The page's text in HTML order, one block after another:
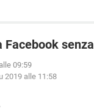
Facebook
09:59
2019 alle 11:58